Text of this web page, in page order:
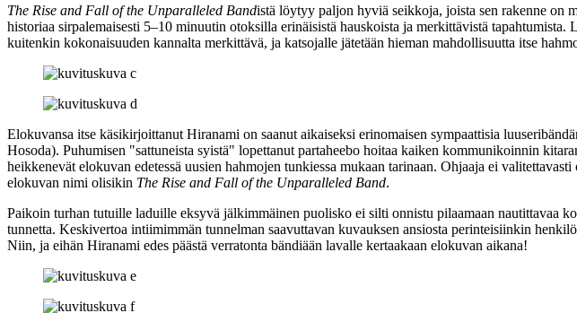
The Rise and Fall of the Unparalleled Bandistä löytyy paljon hyviä seikkoja, joista sen rakenne on
historiaa sirpalemaisesti 5–10 minuutin otoksilla erinäisistä hauskoista ja merkittävistä
kuitenkin kokonaisuuden kannalta merkittävä, ja katsojalle jätetään hieman mahdollisuutta itse
Elokuvansa itse käsikirjoittanut Hiranami on saanut aikaiseksi erinomaisen sympaattisia
Hosoda). Puhumisen "sattuneista syistä" lopettanut partaheebo hoitaa kaiken kommunikoinnin
heikkenevät elokuvan edetessä uusien hahmojen tunkiessa mukaan tarinaan. Ohjaaja ei
elokuvan nimi olisikin The Rise and Fall of the Unparalleled Band.
Paikoin turhan tutuille laduille eksyvä jälkimmäinen puolisko ei silti onnistu pilaamaan nautittavaa
tunnetta. Keskivertoa intiimimmän tunnelman saavuttavan kuvauksen ansiosta perinteisiinkin
Niin, ja eihän Hiranami edes päästä verratonta bändiään lavalle kertaakaan elokuvan aikana!